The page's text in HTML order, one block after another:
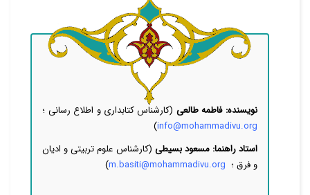
نویسنده: فاطمه طالعی (کارشناس کتابداری و اطلاع رسانی ؛
info@mohammadivu.org
)
استاد راهنما: مسعود بسیطی (کارشناس علوم تربیتی و ادیان
و فرق ؛
(m.basiti@mohammadivu.org